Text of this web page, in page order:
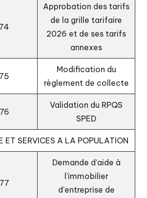
Approbation des tarifs
de la grille tarifaire
2026 et de ses tarifs
annexes
Modification du
règlement de collecte
Validation du RPQS
SPED
ET SERVICES A LA POPULATION
Demande d’aide à
l’immobilier
d’entreprise de